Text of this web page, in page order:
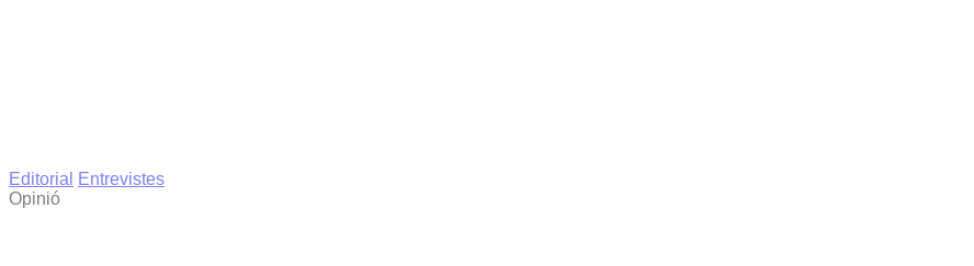
Editorial
Entrevistes
Opinió